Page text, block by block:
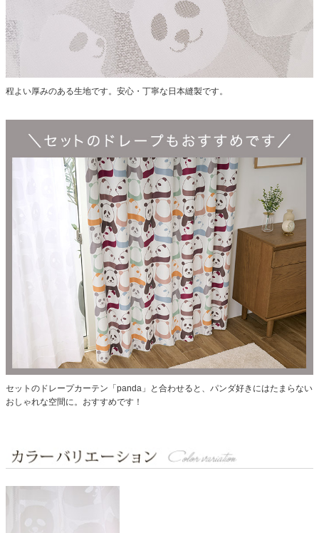
程よい厚みのある生地です。安心・丁寧な日本縫製です。
セットのドレープカーテン 「panda」
と合わせると、パンダ好きにはたまらない
おしゃれな空間に。おすすめです！